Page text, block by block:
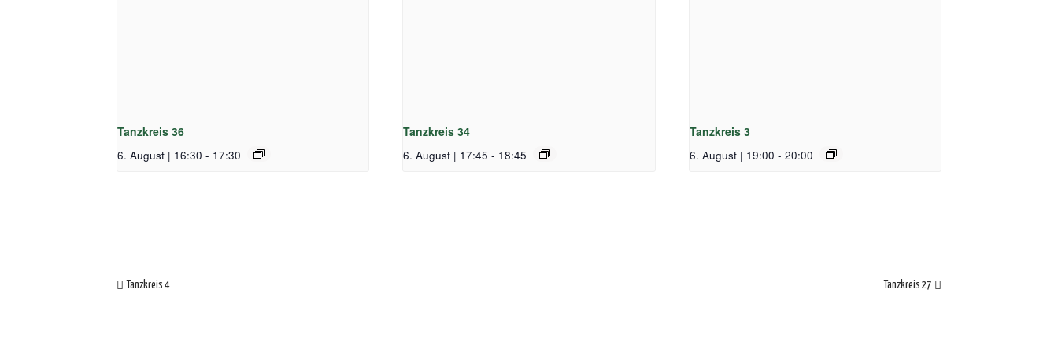
Tanzkreis 36
6. August | 16:30 - 17:30
Tanzkreis 34
6. August | 17:45 - 18:45
Tanzkreis 3
6. August | 19:00 - 20:00
Tanzkreis 4 Tanzkreis 27